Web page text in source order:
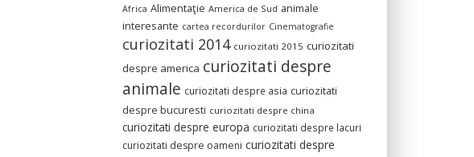
Africa Alimentaţie America de Sud animale
interesante cartea recordurilor Cinematografie
curiozitati 2014 curiozitati 2015 curiozitati
despre america curiozitati despre
animale curiozitati despre asia curiozitati
despre bucuresti curiozitati despre china
curiozitati despre europa curiozitati despre lacuri
curiozitati despre oameni curiozitati despre